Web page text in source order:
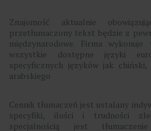
Znajomość aktualnie
przetłumaczony tekst będzie z
międzynarodowe. Firma
wszystkie dostępne języki
specyficznych języków jak
arabskiego
Cennik tłumaczeń jest ustalany
specyfiki, ilości i trudności
specjalnością jest